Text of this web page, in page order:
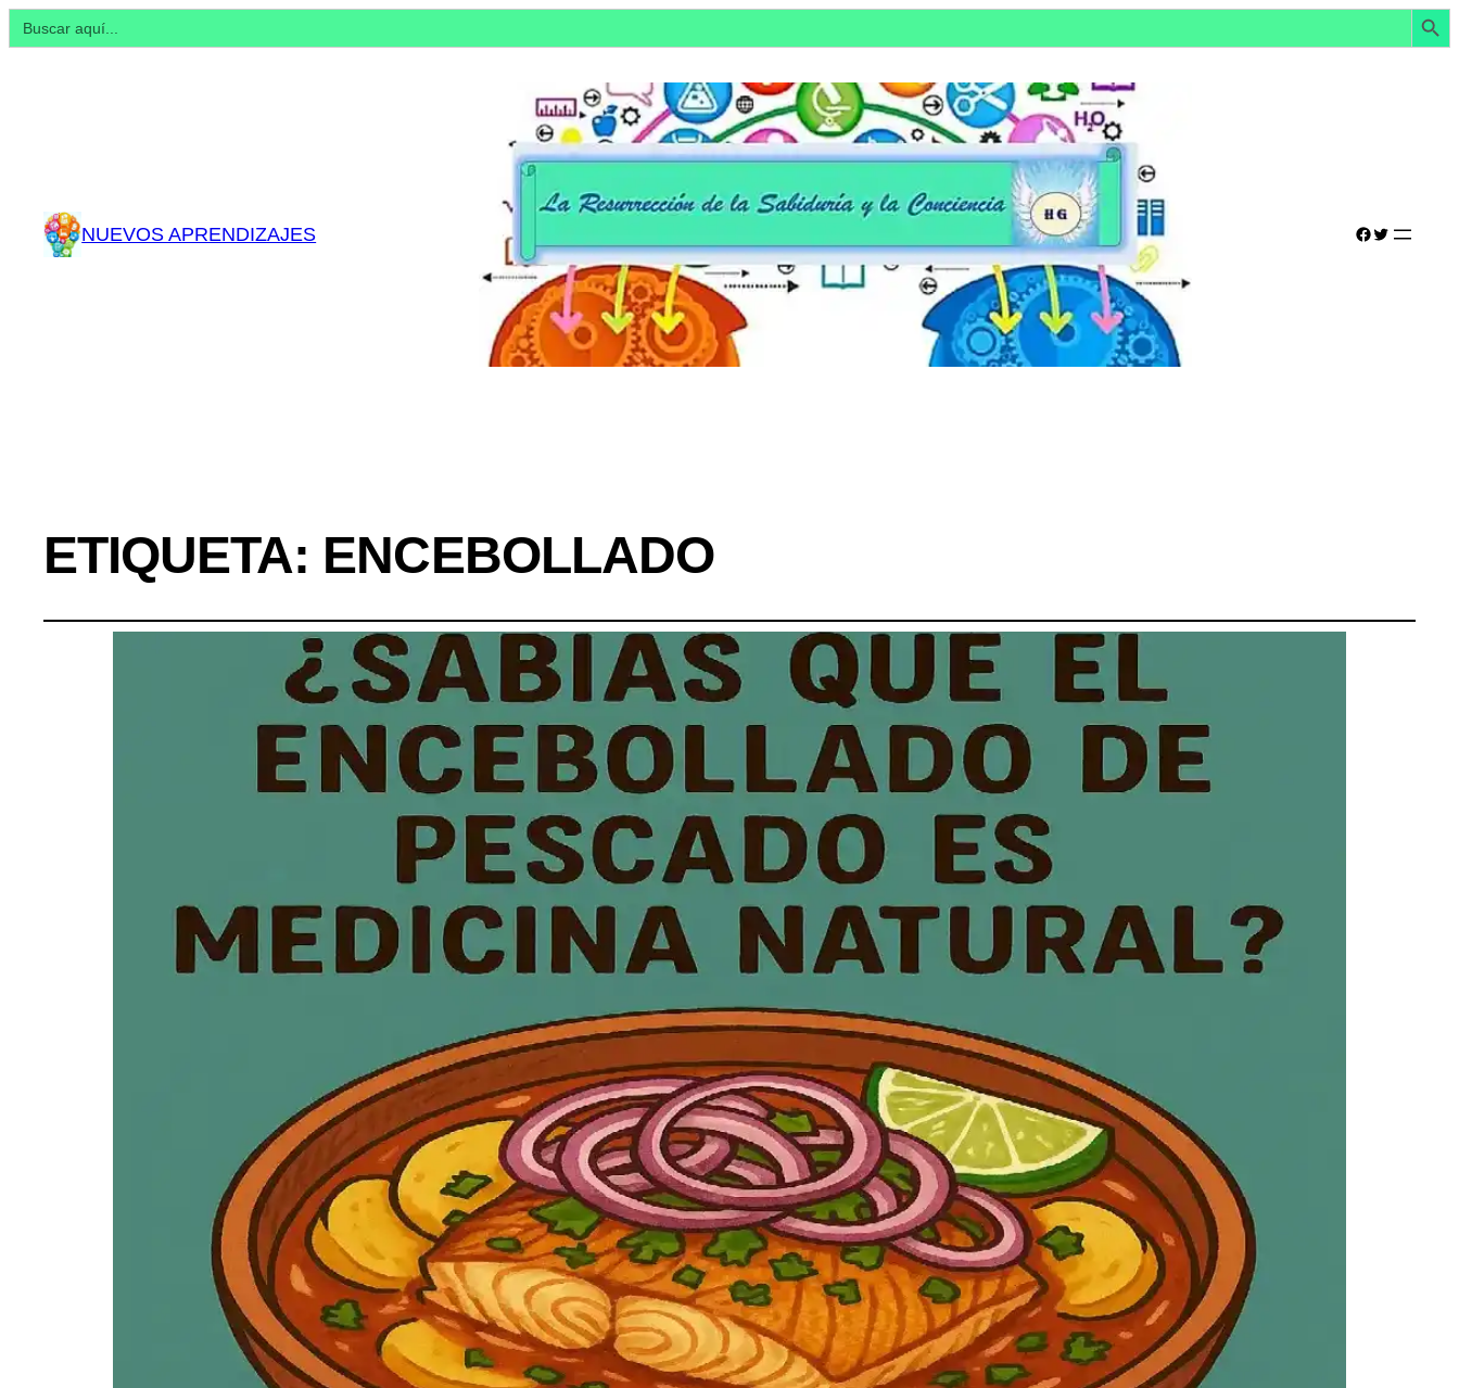
Buscar: Botón de
NUEVOS APRENDIZAJES Facebook
Twitter
ETIQUETA: ENCEBOLLADO